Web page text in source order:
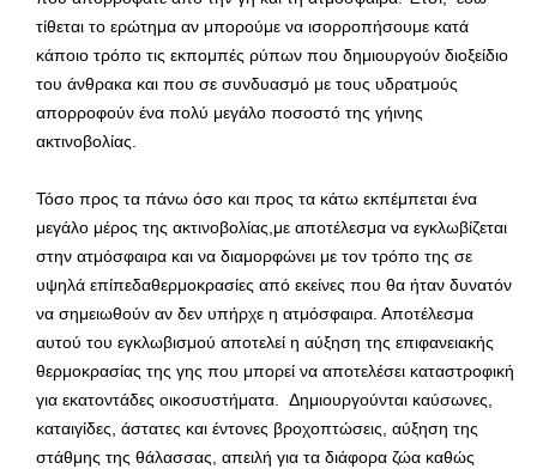
τίθεται το ερώτημα αν μπορούμε να ισορροπήσουμε κατά
κάποιο τρόπο τις εκπομπές ρύπων που δημιουργούν διοξείδιο
του άνθρακα και που σε συνδυασμό με τους υδρατμούς
απορροφούν ένα πολύ μεγάλο ποσοστό της γήινης
ακτινοβολίας.
Τόσο προς τα πάνω όσο και προς τα κάτω εκπέμπεται ένα
μεγάλο μέρος της ακτινοβολίας,με αποτέλεσμα να εγκλωβίζεται
στην ατμόσφαιρα και να διαμορφώνει με τον τρόπο της σε
υψηλά επίπεδαθερμοκρασίες από εκείνες που θα ήταν δυνατόν
να σημειωθούν αν δεν υπήρχε η ατμόσφαιρα. Αποτέλεσμα
αυτού του εγκλωβισμού αποτελεί η αύξηση της επιφανειακής
θερμοκρασίας της γης που μπορεί να αποτελέσει καταστροφική
για εκατοντάδες οικοσυστήματα. Δημιουργούνται καύσωνες,
καταιγίδες, άστατες και έντονες βροχοπτώσεις, αύξηση της
στάθμης της θάλασσας, απειλή για τα διάφορα ζώα καθώς